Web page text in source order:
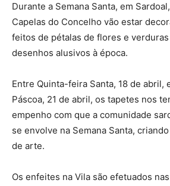
Durante a Semana Santa, em
Capelas do Concelho vão estar
feitos de pétalas de flores e
desenhos alusivos à época.
Entre Quinta-feira Santa, 18 de abril,
Páscoa, 21 de abril, os tapetes nos
empenho com que a comunidade
se envolve na Semana Santa,
de arte.
Os enfeites na Vila são efetuados